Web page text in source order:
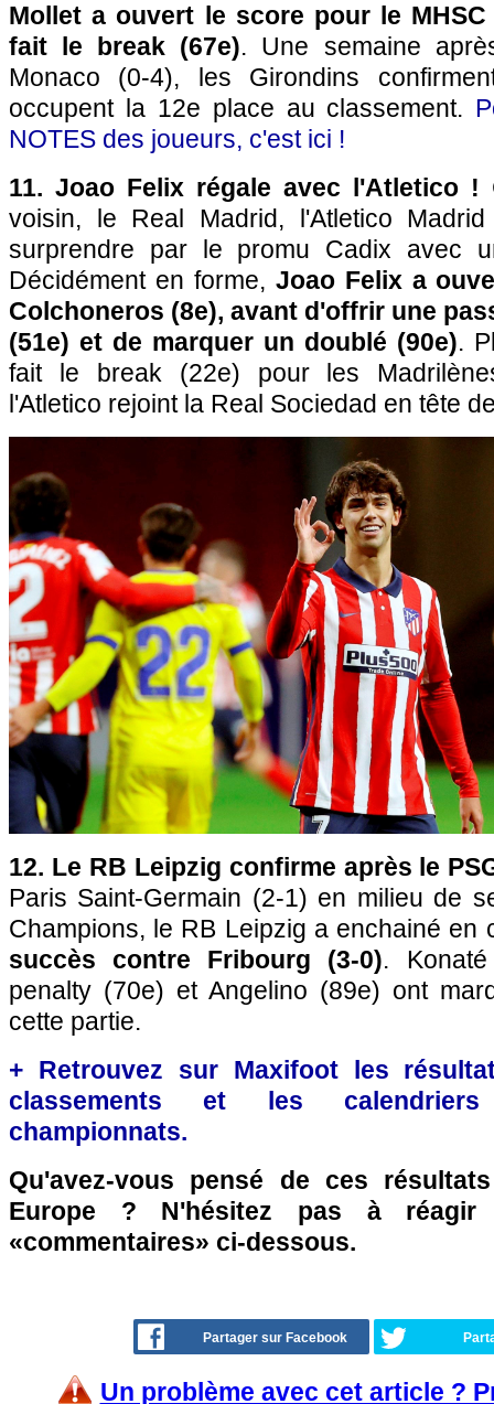
Mollet a ouvert le score pour le
fait le break (67e). Une semaine
Monaco (0-4), les Girondins
occupent la 12e place au classement.
NOTES des joueurs, c'est ici !
11. Joao Felix régale avec l'Atletico !
voisin, le Real Madrid, l'Atletico
surprendre par le promu Cadix avec
Décidément en forme, Joao Felix a
Colchoneros (8e), avant d'offrir une
(51e) et de marquer un doublé (90e).
fait le break (22e) pour les
l'Atletico rejoint la Real Sociedad en tête
12. Le RB Leipzig confirme après le
Paris Saint-Germain (2-1) en milieu de
Champions, le RB Leipzig a enchainé en
succès contre Fribourg (3-0).
penalty (70e) et Angelino (89e) ont
cette partie.
+ Retrouvez sur Maxifoot les
classements et les
championnats.
Qu'avez-vous pensé de ces
Europe ? N'hésitez pas à réagir
«commentaires» ci-dessous.
Partager sur Facebook
Un problème avec cet article ?